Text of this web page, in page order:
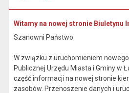
Witamy na nowej stronie Biuletynu
Szanowni Państwo.
W związku z uruchomieniem
Publicznej Urzędu Miasta i Gminy w
część informacji na nowej stronie
zasobów. Przenoszenie danych i